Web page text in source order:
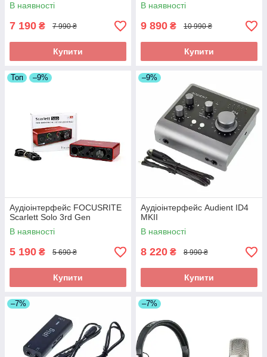
В наявності
7 190 ₴ 7 990 ₴
Купити
В наявності
9 890 ₴ 10 990 ₴
Купити
Топ –9%
Аудіоінтерфейс FOCUSRITE
Scarlett Solo 3rd Gen
В наявності
5 190 ₴ 5 690 ₴
Купити
–9%
Аудіоінтерфейс Audient ID4
MKII
В наявності
8 220 ₴ 8 990 ₴
Купити
–7% –7%